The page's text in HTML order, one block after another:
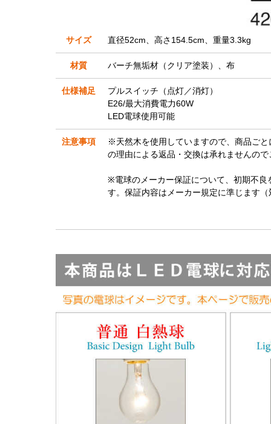
サイズ 直径52cm、高さ154.5cm、重量3.3kg
材質 バーチ無垢材（クリア塗装）、布
仕様補足
プルスイッチ（点灯／消灯）
E26/最大消費電力60W
LED電球使用可能
注意事項
※天然木を使用していますので、商品ご
の理由による返品・交換は承れませんの
※電球のメーカー保証について、初期不
す。保証内容はメーカー規定に準じます